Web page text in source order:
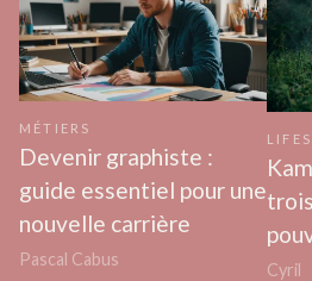
MÉTIERS
Devenir graphiste :
guide essentiel pour une
nouvelle carrière
Pascal Cabus
Cyril